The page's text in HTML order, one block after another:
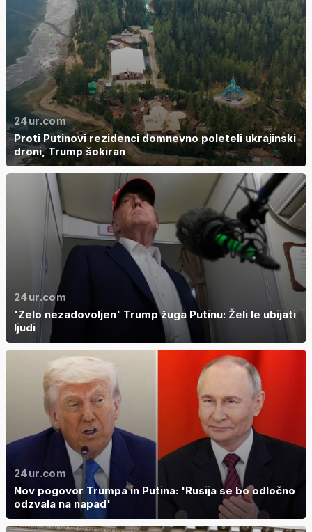
24ur.com
Proti Putinovi rezidenci domnevno poleteli ukrajinski
droni, Trump šokiran
24ur.com
'Zelo nezadovoljen' Trump žuga Putinu: Želi le ubijati
ljudi
24ur.com
Nov pogovor Trumpa in Putina: 'Rusija se bo odločno
odzvala na napad'